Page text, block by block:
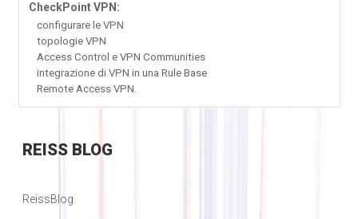
CheckPoint VPN:
configurare le VPN
topologie VPN
Access Control e VPN Communities
integrazione di VPN in una Rule Base
Remote Access VPN.
REISSBLOG
ReissBlog